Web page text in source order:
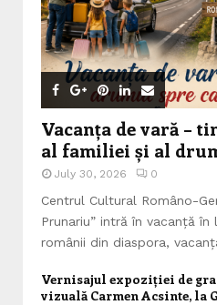
Vacanța de vară –
al familiei și al
July 30, 2026 0
Centrul Cultural Româno-
Prunariu” intră în vacanță în
românii din diaspora,
Vernisajul expoziției de
vizuală Carmen Acsinte, la